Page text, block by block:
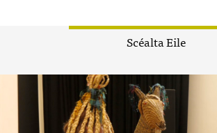
Scéalta Eile